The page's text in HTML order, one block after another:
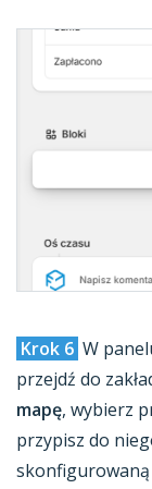
Krok 6 W
przejdź do
mapę, wybierz
przypisz do
skonfigurowaną